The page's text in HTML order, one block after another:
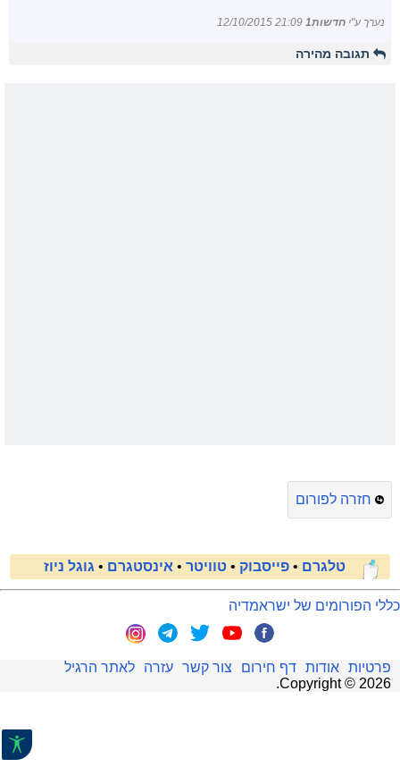
נערך ע"י חדשות1 12/10/2015 21:09
תגובה מהירה
חזרה לפורום
טלגרם • פייסבוק • טוויטר • אינסטגרם • גוגל ניוז
כללי הפורומים של ישראמדיה
פרטיות אודות דף חירום צור קשר עזרה
לאתר הרגיל
Copyright © 2026
.